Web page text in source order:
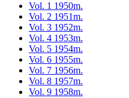
Vol. 1 1950m.
Vol. 2 1951m.
Vol. 3 1952m.
Vol. 4 1953m.
Vol. 5 1954m.
Vol. 6 1955m.
Vol. 7 1956m.
Vol. 8 1957m.
Vol. 9 1958m.